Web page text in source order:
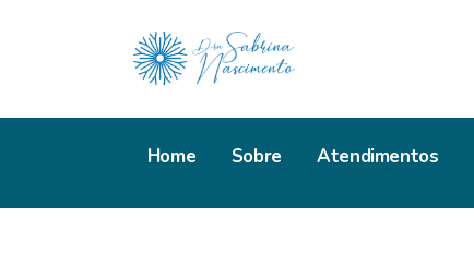
Home Sobre Atendimentos